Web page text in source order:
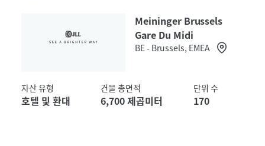
Meininger Brussels
Gare Du Midi
BE - Brussels, EMEA
자산 유형
호텔 및 환대
건물 총면적
6,700 제곱미터
단위 수
170